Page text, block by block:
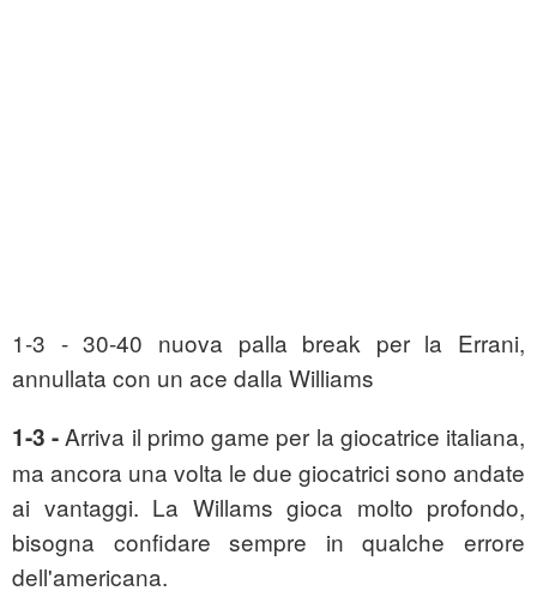
1-3 - 30-40 nuova palla break per la Errani,
annullata con un ace dalla Williams
1-3 -Arriva il primo game per la giocatrice italiana,
ma ancora una volta le due giocatrici sono andate
ai vantaggi. La Willams gioca molto profondo,
bisogna confidare sempre in qualche errore
dell'americana.